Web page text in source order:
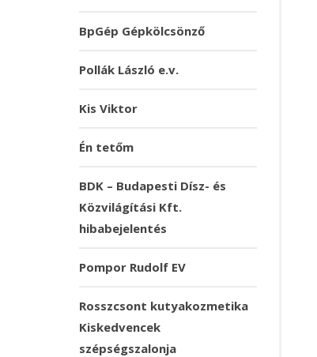
BpGép Gépkölcsönző
Pollák László e.v.
Kis Viktor
Én tetőm
BDK – Budapesti Dísz- és
Közvilágítási Kft.
hibabejelentés
Pompor Rudolf EV
Rosszcsont kutyakozmetika
Kiskedvencek
szépségszalonja